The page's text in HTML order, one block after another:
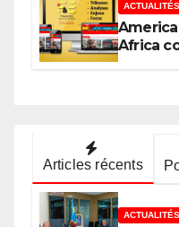
ACTUALITÉS
Africa
Articles récents
ACTUALITÉS